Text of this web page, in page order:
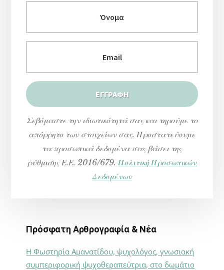
Σεβόμαστε την ιδιωτικότητά σας και τηρούμε το
απόρρητο των στοιχείων σας. Προστατεύουμε
τα προσωπικά δεδομένα σας βάσει της
ρύθμισης Ε.Ε. 2016/679. Πολιτική Προσωπικών
Δεδομένων
Πρόσφατη Αρθρογραφία & Νέα
Η Φωστηρία Αμανατίδου, ψυχολόγος, γνωσιακή
συμπεριφορική ψυχοθεραπεύτρια, στο δωμάτιο